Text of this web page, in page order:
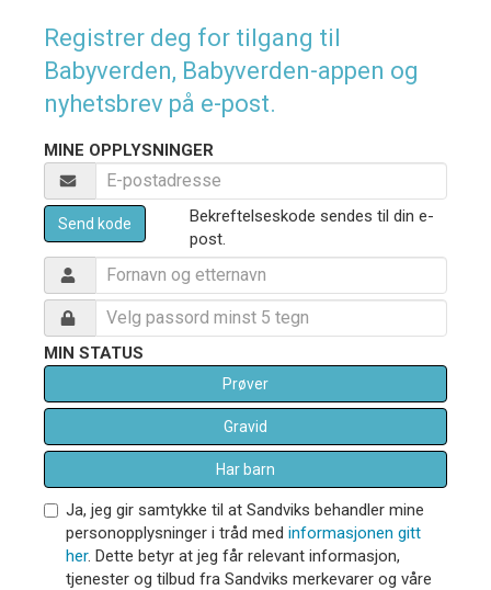
Registrer deg for tilgang til
Babyverden, Babyverden-appen og
nyhetsbrev på e-post.
MINE OPPLYSNINGER
Send kode
Bekreftelseskode sendes til din e-
post.
MIN STATUS
Prøver
Gravid
Har barn
Ja, jeg gir samtykke til at Sandviks behandler mine
personopplysninger i tråd med informasjonen gitt
her. Dette betyr at jeg får relevant informasjon,
tjenester og tilbud fra Sandviks merkevarer og våre